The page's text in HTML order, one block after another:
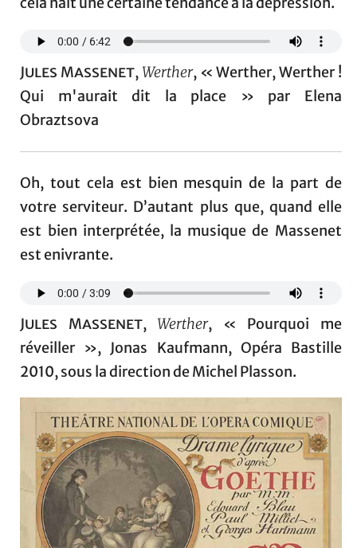
Jules Massenet,Werther, « Werther, Werther !
Qui m'aurait dit la place » par Elena
Obraztsova
Oh, tout cela est bien mesquin de la part de
votre serviteur. D’autant plus que, quand elle
est bien interprétée, la musique de Massenet
est enivrante.
Jules Massenet,Werther, « Pourquoi me
réveiller », Jonas Kaufmann, Opéra Bastille
2010, sous la direction de Michel Plasson.